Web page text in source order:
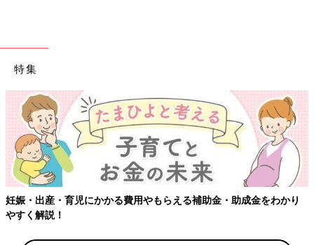
特集
妊娠・出産・育児にかかる費用やもらえる補助金・助成金をわかり
やすく解説！